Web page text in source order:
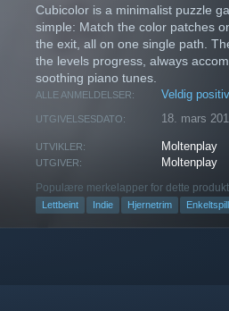
Cubicolor is a minimalist puzzle
simple: Match the color patches
the exit, all on one single path.
the levels progress, always
soothing piano tunes.
ALLE ANMELDELSER: Veldig
UTGIVELSESDATO: 18. mars
UTVIKLER: Moltenplay
UTGIVER: Moltenplay
Populære merkelapper for dette
Lettbeint Indie Hjernetrim